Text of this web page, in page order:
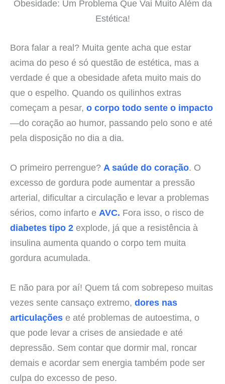
Obesidade: Um Problema Que Vai Muito Além da
Estética!
Bora falar a real? Muita gente acha que estar
acima do peso é só questão de estética, mas a
verdade é que a obesidade afeta muito mais do
que o espelho. Quando os quilinhos extras
começam a pesar, o corpo todo sente o impacto
—do coração ao humor, passando pelo sono e até
pela disposição no dia a dia.
O primeiro perrengue? A saúde do coração. O
excesso de gordura pode aumentar a pressão
arterial, dificultar a circulação e levar a problemas
sérios, como infarto e AVC. Fora isso, o risco de
diabetes tipo 2 explode, já que a resistência à
insulina aumenta quando o corpo tem muita
gordura acumulada.
E não para por aí! Quem tá com sobrepeso muitas
vezes sente cansaço extremo, dores nas
articulações e até problemas de autoestima, o
que pode levar a crises de ansiedade e até
depressão. Sem contar que dormir mal, roncar
demais e acordar sem energia também pode ser
culpa do excesso de peso.